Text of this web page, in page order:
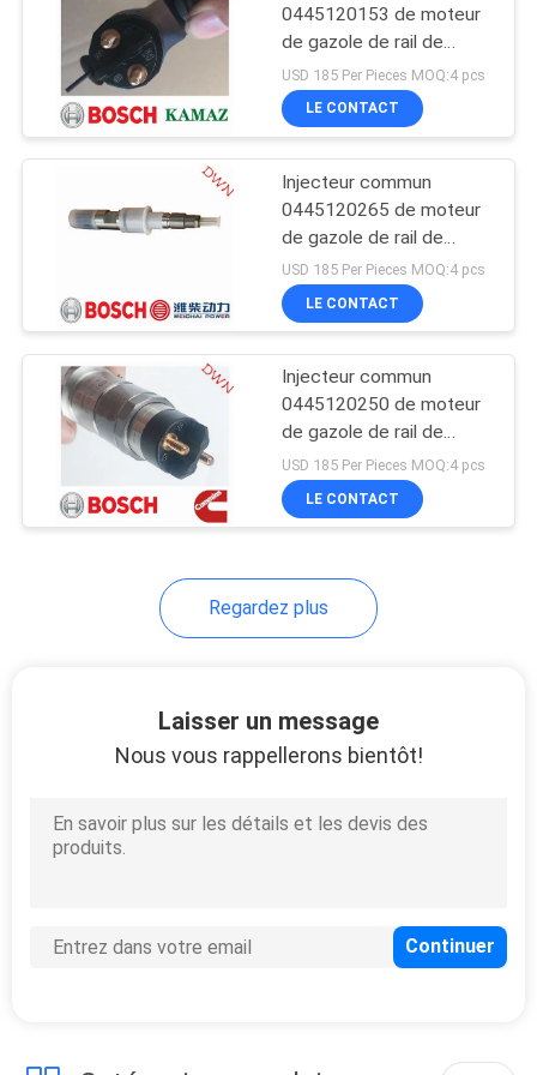
0445120153 de moteur
de gazole de rail de
BOSCH pour le moteur
de KAMAZ
USD 185 Per Pieces MOQ:4 pcs
LE CONTACT
Injecteur commun
0445120265 de moteur
de gazole de rail de
BOSCH 612630090001
pour le moteur de
WEICHAI WP12
USD 185 Per Pieces MOQ:4 pcs
LE CONTACT
Injecteur commun
0445120250 de moteur
de gazole de rail de
BOSCH 5263321 pour
Cummins Engine
USD 185 Per Pieces MOQ:4 pcs
LE CONTACT
Regardez plus
Laisser un message
Nous vous rappellerons bientôt!